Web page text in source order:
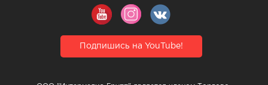
Подпишись на YouTube!